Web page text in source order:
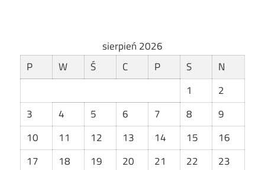
sierpień 2026
P
W Ś C P S
N
1
2
3
4 5 6 7 8
9
10
11 12 13 14 15
16
17
18 19 20 21 22
23